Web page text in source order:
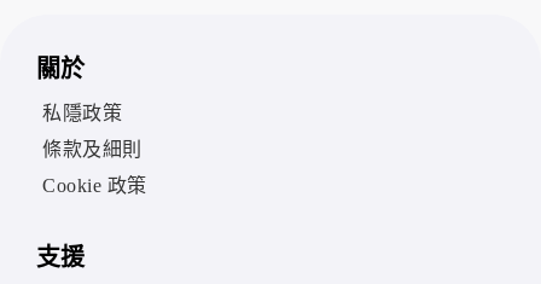
關於
私隱政策
條款及細則
Cookie 政策
支援